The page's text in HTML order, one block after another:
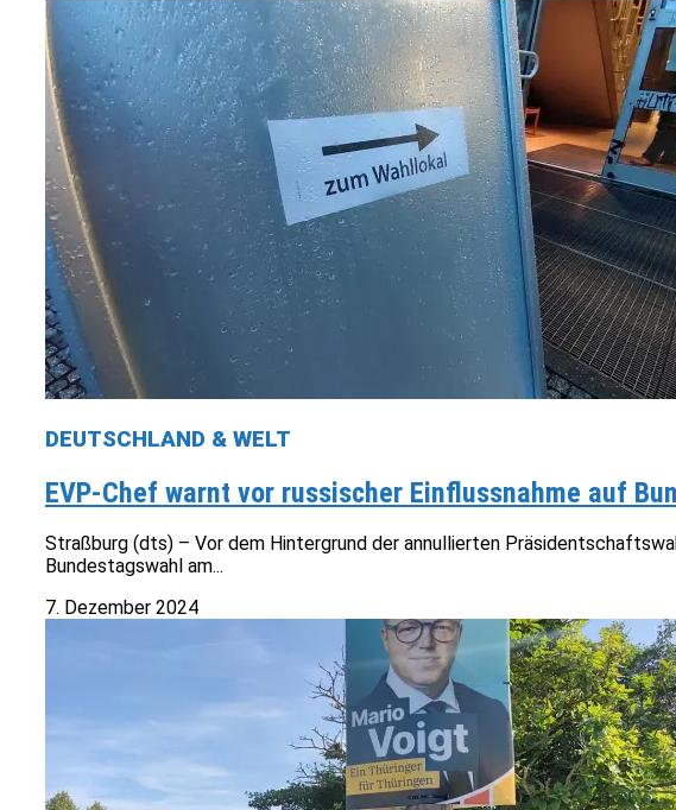
DEUTSCHLAND & WELT
EVP-Chef warnt vor russischer Einflussnahme auf
Straßburg (dts) – Vor dem Hintergrund der annullierten
Bundestagswahl am...
7. Dezember 2024